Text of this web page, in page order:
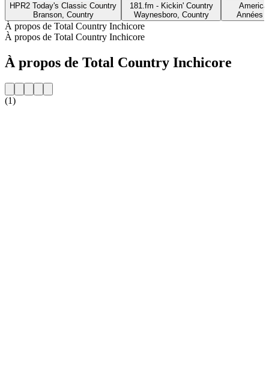
HPR2 Today's Classic Country
Branson, Country
181.fm - Kickin' Country
Waynesboro, Country
Années
À propos de Total Country Inchicore
À propos de Total Country Inchicore
À propos de Total Country Inchicore
(1)